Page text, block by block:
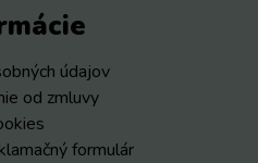
údajov
od zmluvy
formulár